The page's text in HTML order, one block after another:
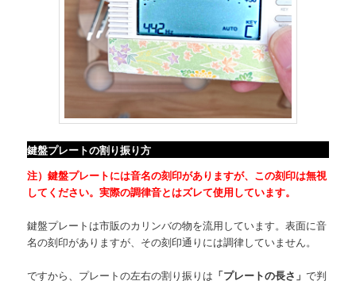
鍵盤プレートの割り振り方
注）鍵盤プレートには音名の刻印がありますが、この刻印は無視
してください。実際の調律音とはズレて使用しています。
鍵盤プレートは市販のカリンバの物を流用しています。表面に音
名の刻印がありますが、その刻印通りには調律していません。
ですから、プレートの左右の割り振りは 「プレートの長さ」で判